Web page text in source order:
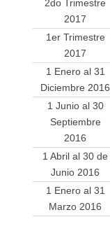
2do Trimestre
2017
1er Trimestre
2017
1 Enero al 31
Diciembre 2016
1 Junio al 30
Septiembre
2016
1 Abril al 30 de
Junio 2016
1 Enero al 31
Marzo 2016